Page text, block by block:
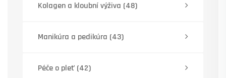
Kolagen a kloubní výživa (48)
Manikúra a pedikúra (43)
Péče o pleť (42)